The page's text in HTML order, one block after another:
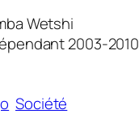
Wetshi
2003-2010
Société